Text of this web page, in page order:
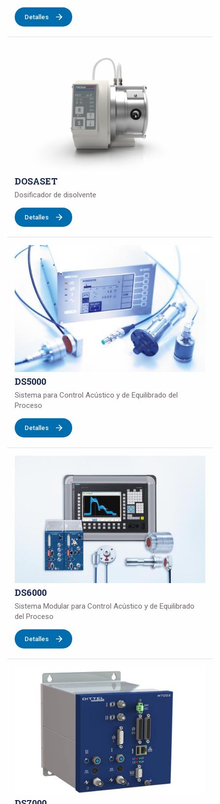
Detalles
DOSASET
Dosificador de disolvente
Detalles
DS5000
Sistema para Control Acústico y de Equilibrado del
Proceso
Detalles
DS6000
Sistema Modular para Control Acústico y de Equilibrado
del Proceso
Detalles